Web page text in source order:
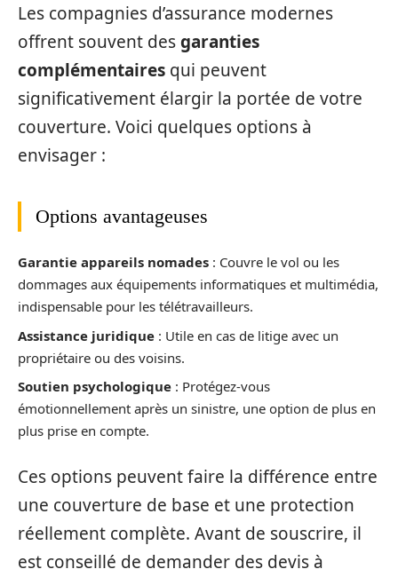
Les compagnies d’assurance modernes
offrent souvent desgaranties
complémentaires qui peuvent
significativement élargir la portée de votre
couverture. Voici quelques options à
envisager :
Options avantageuses
Garantie appareils nomades : Couvre le vol ou les
dommages aux équipements informatiques et multimédia,
indispensable pour les télétravailleurs.
Assistance juridique : Utile en cas de litige avec un
propriétaire ou des voisins.
Soutien psychologique : Protégez-vous
émotionnellement après un sinistre, une option de plus en
plus prise en compte.
Ces options peuvent faire la différence entre
une couverture de base et une protection
réellement complète. Avant de souscrire, il
est conseillé de demander des devis à